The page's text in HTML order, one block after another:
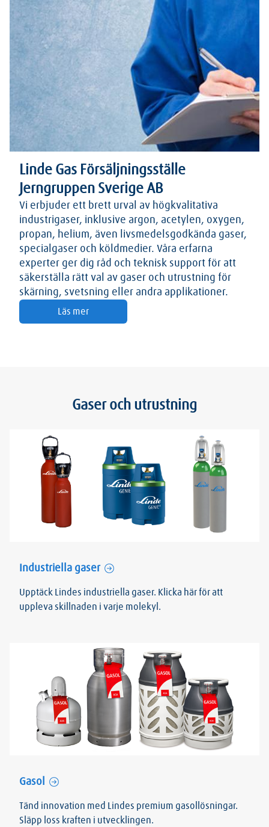
Linde Gas Försäljningsställe
Jerngruppen Sverige AB
Vi erbjuder ett brett urval av högkvalitativa
industrigaser, inklusive argon, acetylen, oxygen,
propan, helium, även livsmedelsgodkända gaser,
specialgaser och köldmedier. Våra erfarna
experter ger dig råd och teknisk support för att
säkerställa rätt val av gaser och utrustning för
skärning, svetsning eller andra applikationer.
Läs mer
Gaser och utrustning
Industriella gaser
Upptäck Lindes industriella gaser. Klicka här för att
uppleva skillnaden i varje molekyl.
Gasol
Tänd innovation med Lindes premium gasollösningar.
Släpp loss kraften i utvecklingen.